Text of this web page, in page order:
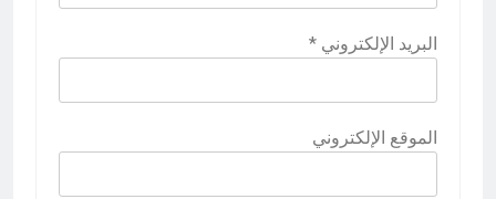
البريد الإلكتروني *
الموقع الإلكتروني